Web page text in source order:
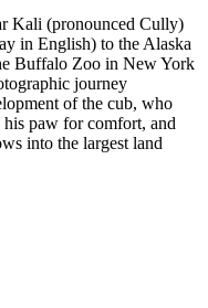
Kali (pronounced Cully)
in English) to the Alaska
Buffalo Zoo in New York
journey
of the cub, who
paw for comfort, and
into the largest land